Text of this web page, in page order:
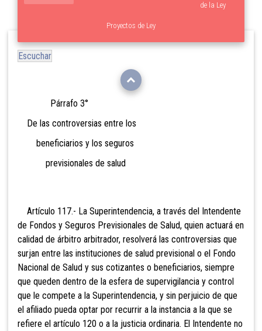
Proyectos de Ley
de la Ley
Escuchar
Párrafo 3°
De las controversias entre los
beneficiarios y los seguros
previsionales de salud
Artículo 117.- La Superintendencia, a través del Intendente
de Fondos y Seguros Previsionales de Salud, quien actuará en
calidad de árbitro arbitrador, resolverá las controversias que
surjan entre las instituciones de salud previsional o el Fondo
Nacional de Salud y sus cotizantes o beneficiarios, siempre
que queden dentro de la esfera de supervigilancia y control
que le compete a la Superintendencia, y sin perjuicio de que
el afiliado pueda optar por recurrir a la instancia a la que se
refiere el artículo 120 o a la justicia ordinaria. El Intendente no